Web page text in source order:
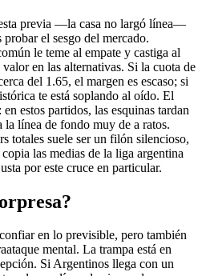
previa —la casa no largó línea—
el sesgo del mercado.
le teme al empate y castiga al
en las alternativas. Si la cuota de
del 1.65, el margen es escaso; si
te está soplando al oído. El
estos partidos, las esquinas tardan
la línea de fondo muy de a ratos.
totales suele ser un filón silencioso,
las medias de la liga argentina
por este cruce en particular.
en lo previsible, pero también
mental. La trampa está en
Si Argentinos llega con un